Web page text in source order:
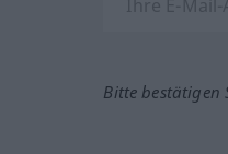
Bitte bestätigen